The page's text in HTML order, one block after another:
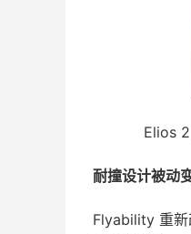
Elios
耐撞设计被动
Flyability 重新